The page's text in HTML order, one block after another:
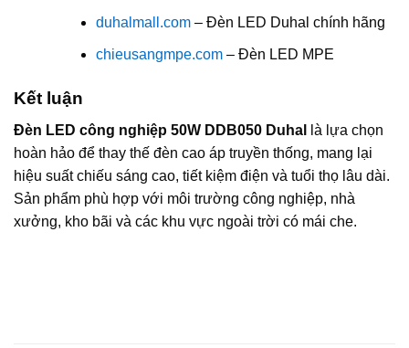
duhalmall.com– Đèn LED Duhal chính hãng
chieusangmpe.com– Đèn LED MPE
Kết luận
Đèn LED công nghiệp 50W DDB050 Duhal
là lựa chọn
hoàn hảo để thay thế đèn cao áp truyền thống, mang lại
hiệu suất chiếu sáng cao, tiết kiệm điện và tuổi thọ lâu dài.
Sản phẩm phù hợp với môi trường công nghiệp, nhà
xưởng, kho bãi và các khu vực ngoài trời có mái che.